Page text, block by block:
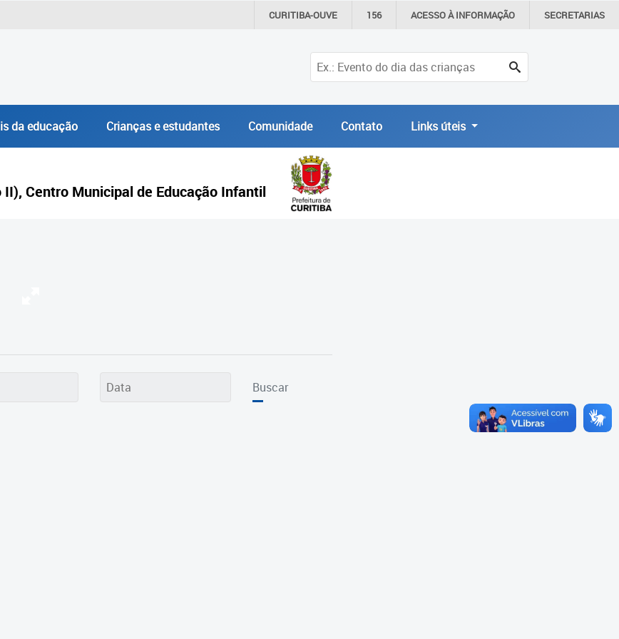
CURITIBA-OUVE 156 ACESSO ÀINFORMAÇÃO SECRETARIAS
da educação Crianças e estudantes Comunidade Contato Links úteis
Centro Municipal de Educação Infantil
Buscar